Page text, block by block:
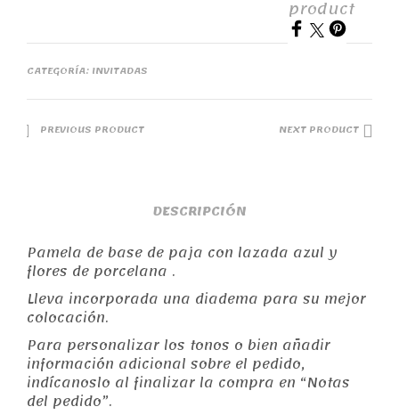
product
CATEGORÍA: INVITADAS
PREVIOUS PRODUCT NEXT PRODUCT
DESCRIPCIÓN
Pamela de base de paja con lazada azul y
flores de porcelana .
Lleva incorporada una diadema para su mejor
colocación.
Para personalizar los tonos o bien añadir
información adicional sobre el pedido,
indícanoslo al finalizar la compra en “Notas
del pedido”.